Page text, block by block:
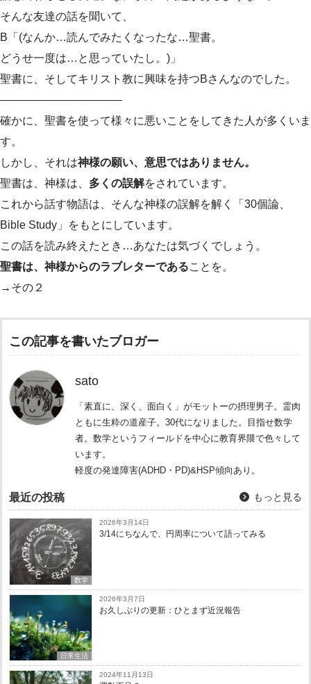
そんな友達の話を聞いて、
B「(なんか…読んでみたくなったな…聖書。
どうせ一度は…と思っていたし。)」
聖書に、そしてキリスト教に興味を持つBさんなのでした。
———————————
確かに、聖書を使って様々に悪いことをしてきた人が多くいま
す。
しかし、それは神様の願い、意思ではありません。
聖書は、神様は、 多くの誤解をされています。
これから話す物語は、そんな神様の誤解を解く「30個論、
Bible Study」をもとにしています。
この話を読み終えたとき…あなたは気づくでしょう。
聖書は、神様からのラブレターであることを。
→その２
この記事を書いたブロガー
sato
「素直に、深く、面白く」がモットーの摂理男子。霊肉
ともに生粋の道産子。30代になりました。目指せ数学
者。数学というフィールドを中心に教育界隈で色々して
います。
軽度の発達障害(ADHD・PD)&HSP傾向あり。
最近の投稿 もっと見る
数学
2026年3月14日
3/14にちなんで、円周率について語ってみる
日常生活
2026年3月7日
お久しぶりの更新：ひとまず近況報告
2024年11月13日